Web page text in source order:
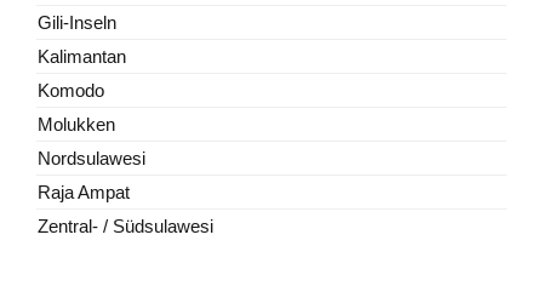
Gili-Inseln
Kalimantan
Komodo
Molukken
Nordsulawesi
Raja Ampat
Zentral- / Südsulawesi